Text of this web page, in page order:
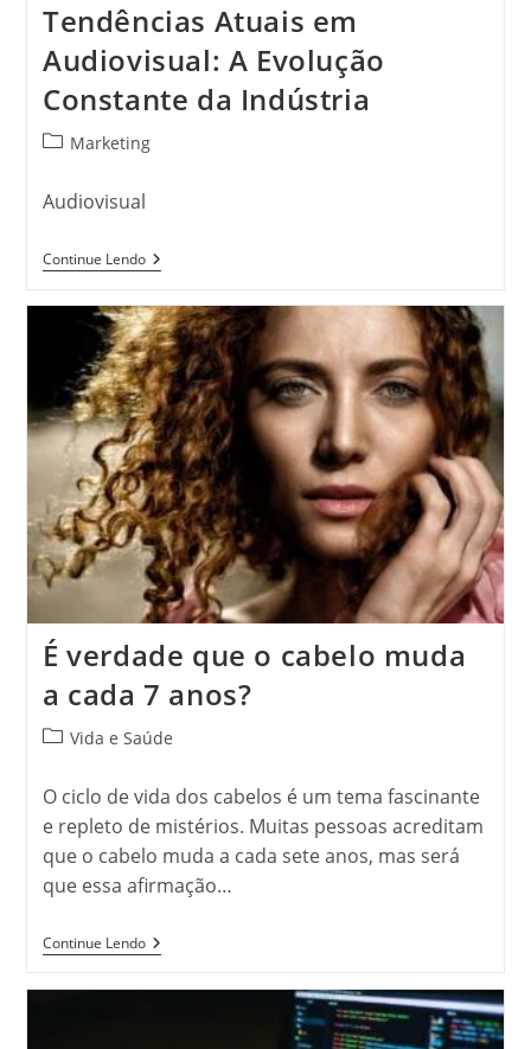
Tendências Atuais em
Audiovisual: A Evolução
Constante da Indústria
Categoria
post:
Marketing
Audiovisual
Continue LendoTendências
Atuais
Audiovisual:
A
Evolução
Constante
Da
Indústria
É verdade que o cabelo muda
a cada 7 anos?
Categoria
post:
Vida e Saúde
O ciclo de vida dos cabelos é um tema fascinante
e repleto de mistérios. Muitas pessoas acreditam
que o cabelo muda a cada sete anos, mas será
que essa afirmação…
Continue LendoÉ
Verdade